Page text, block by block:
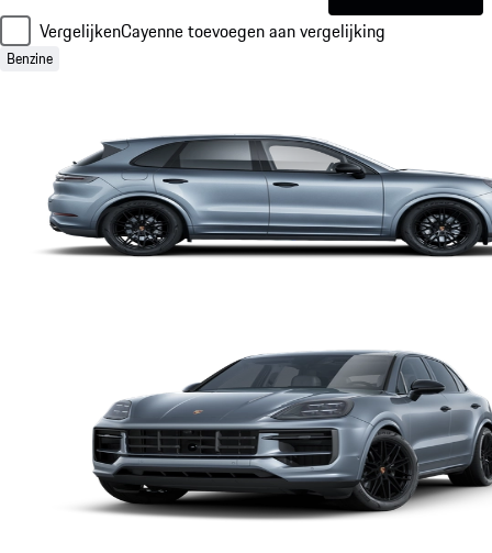
VergelijkenCayenne toevoegen aan vergelijking
Benzine